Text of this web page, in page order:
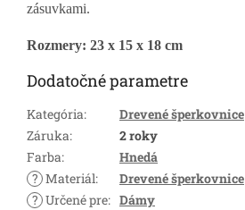
zásuvkami.
Rozmery: 23 x 15 x 18 cm
Dodatočné parametre
Kategória:
Drevené šperkovnice
Záruka:
2 roky
Farba:
Hnedá
? Materiál:
Drevené šperkovnice
? Určené pre: Dámy